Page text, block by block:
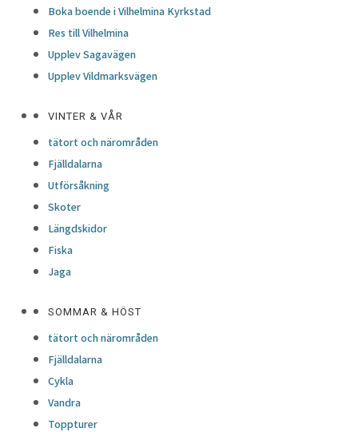
Boka boende i Vilhelmina Kyrkstad
Res till Vilhelmina
Upplev Sagavägen
Upplev Vildmarksvägen
VINTER & VÅR
tätort och närområden
Fjälldalarna
Utförsåkning
Skoter
Längdskidor
Fiska
Jaga
SOMMAR & HÖST
tätort och närområden
Fjälldalarna
Cykla
Vandra
Toppturer